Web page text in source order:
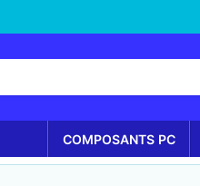
COMPOSANTS PC